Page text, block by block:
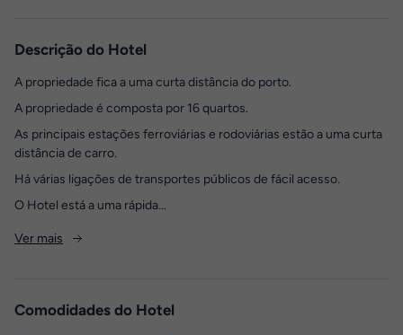
Descrição do Hotel
A propriedade fica a uma curta distância do porto.
A propriedade é composta por 16 quartos.
As principais estações ferroviárias e rodoviárias estão a uma curta
distância de carro.
Há várias ligações de transportes públicos de fácil acesso.
O Hotel está a uma rápida...
Ver mais
Comodidades do Hotel